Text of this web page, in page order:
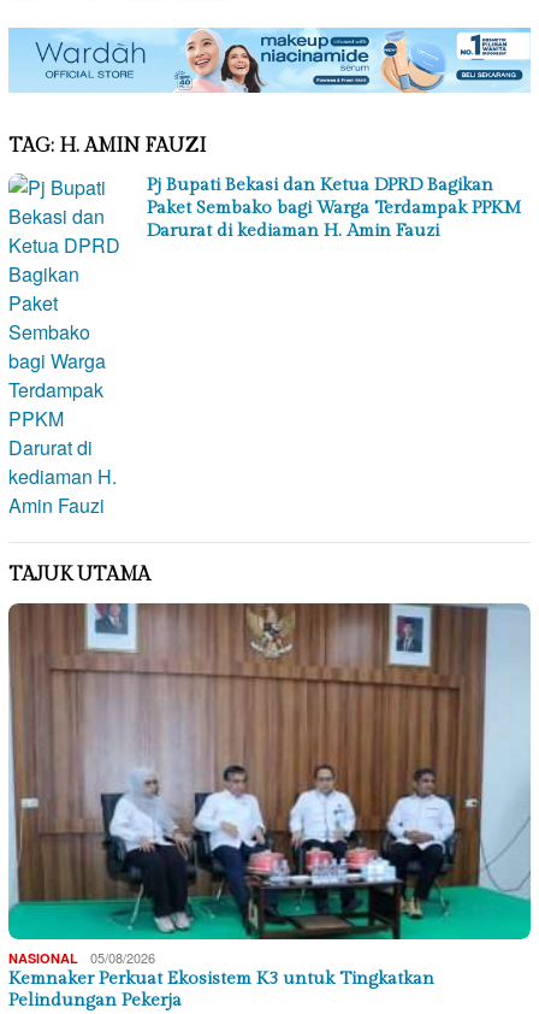
TAG: H. AMIN FAUZI
Pj Bupati Bekasi dan Ketua DPRD Bagikan
Paket Sembako bagi Warga Terdampak PPKM
Darurat di kediaman H. Amin Fauzi
TAJUK UTAMA
NASIONAL 05/08/2026
Kemnaker Perkuat Ekosistem K3 untuk Tingkatkan
Pelindungan Pekerja